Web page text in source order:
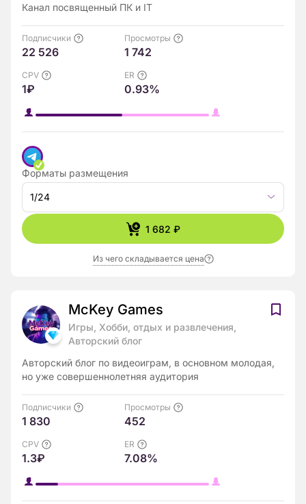
Канал посвященный ПК и IT
Подписчики
22 526
Просмотры
1 742
CPV
1₽
ER
0.93%
Форматы размещения
1/24
1 682 ₽
Из чего складывается цена
McKey Games
Игры, Хобби, отдых и развлечения,
Авторский блог
Авторский блог по видеоиграм, в основном молодая,
но уже совершеннолетняя аудитория
Подписчики
1 830
Просмотры
452
CPV
1.3₽
ER
7.08%